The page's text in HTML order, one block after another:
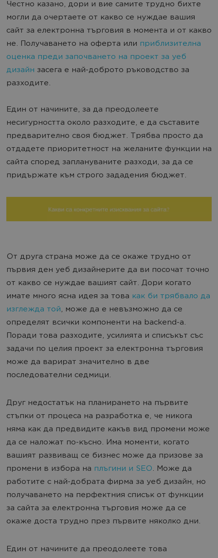
Честно казано, дори и вие самите трудно бихте
могли да очертаете от какво се нуждае вашия
сайт за електронна търговия в момента и от какво
не. Получаването на оферта или приблизителна
оценка преди започването на проект за уеб
дизайн засега е най-доброто ръководство за
разходите.
Един от начините, за да преодолеете
несигурността около разходите, е да съставите
предварително своя бюджет. Трябва просто да
отдадете приоритетност на желаните функции на
сайта според заплануваните разходи, за да се
придържате към строго зададения бюджет.
От друга страна може да се окаже трудно от
първия ден уеб дизайнерите да ви посочат точно
от какво се нуждае вашият сайт. Дори когато
имате много ясна идея за това как би трябвало да
изглежда той, може да е невъзможно да се
определят всички компоненти на backend-a.
Поради това разходите, усилията и списъкът със
задачи по целия проект за електронна търговия
може да варират значително в две
последователни седмици.
Друг недостатък на планирането на първите
стъпки от процеса на разработка е, че никога
няма как да предвидите какъв вид промени може
да се наложат по-късно. Има моменти, когато
вашият развиващ се бизнес може да призове за
промени в избора на плъгини и SEO. Може да
работите с най-добрата фирма за уеб дизайн, но
получаването на перфектния списък от функции
за сайта за електронна търговия може да се
окаже доста трудно през първите няколко дни.
Един от начините да преодолеете това